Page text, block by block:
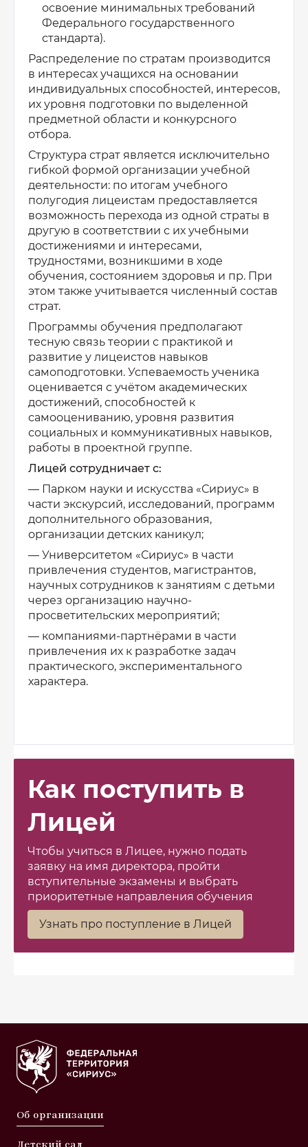
освоение минимальных требований
Федерального государственного
стандарта).
Распределение по стратам производится
в интересах учащихся на основании
индивидуальных способностей, интересов,
их уровня подготовки по выделенной
предметной области и конкурсного
отбора.
Структура страт является исключительно
гибкой формой организации учебной
деятельности: по итогам учебного
полугодия лицеистам предоставляется
возможность перехода из одной страты в
другую в соответствии с их учебными
достижениями и интересами,
трудностями, возникшими в ходе
обучения, состоянием здоровья и пр. При
этом также учитывается численный состав
страт.
Программы обучения предполагают
тесную связь теории с практикой и
развитие у лицеистов навыков
самоподготовки. Успеваемость ученика
оценивается с учётом академических
достижений, способностей к
самооцениванию, уровня развития
социальных и коммуникативных навыков,
работы в проектной группе.
Лицей сотрудничает с:
— Парком науки и искусства «Сириус» в
части экскурсий, исследований, программ
дополнительного образования,
организации детских каникул;
— Университетом «Сириус» в части
привлечения студентов, магистрантов,
научных сотрудников к занятиям с детьми
через организацию научно-
просветительских мероприятий;
— компаниями-партнёрами в части
привлечения их к разработке задач
практического, экспериментального
характера.
Как поступить в
Лицей
Чтобы учиться в Лицее, нужно подать
заявку на имя директора, пройти
вступительные экзамены и выбрать
приоритетные направления обучения
Узнать про поступление в Лицей
Об организации
Детский сад